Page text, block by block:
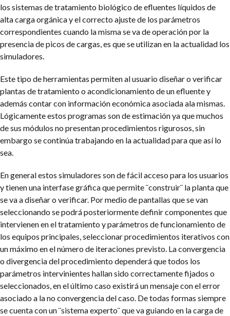
los sistemas de tratamiento biológico de efluentes líquidos de
alta carga orgánica y el correcto ajuste de los parámetros
correspondientes cuando la misma se va de operación por la
presencia de picos de cargas, es que se utilizan en la actualidad los
simuladores.
Este tipo de herramientas permiten al usuario diseñar o verificar
plantas de tratamiento o acondicionamiento de un efluente y
además contar con información económica asociada ala mismas.
Lógicamente estos programas son de estimación ya que muchos
de sus módulos no presentan procedimientos rigurosos, sin
embargo se continúa trabajando en la actualidad para que así lo
sea.
En general estos simuladores son de fácil acceso para los usuarios
y tienen una interfase gráfica que permite ¨construir¨ la planta que
se va a diseñar o verificar. Por medio de pantallas que se van
seleccionando se podrá posteriormente definir componentes que
intervienen en el tratamiento y parámetros de funcionamiento de
los equipos principales, seleccionar procedimientos iterativos con
un máximo en el número de iteraciones previsto. La convergencia
o divergencia del procedimiento dependerá que todos los
parámetros intervinientes hallan sido correctamente fijados o
seleccionados, en el último caso existirá un mensaje con el error
asociado a la no convergencia del caso. De todas formas siempre
se cuenta con un ¨sistema experto¨ que va guiando en la carga de